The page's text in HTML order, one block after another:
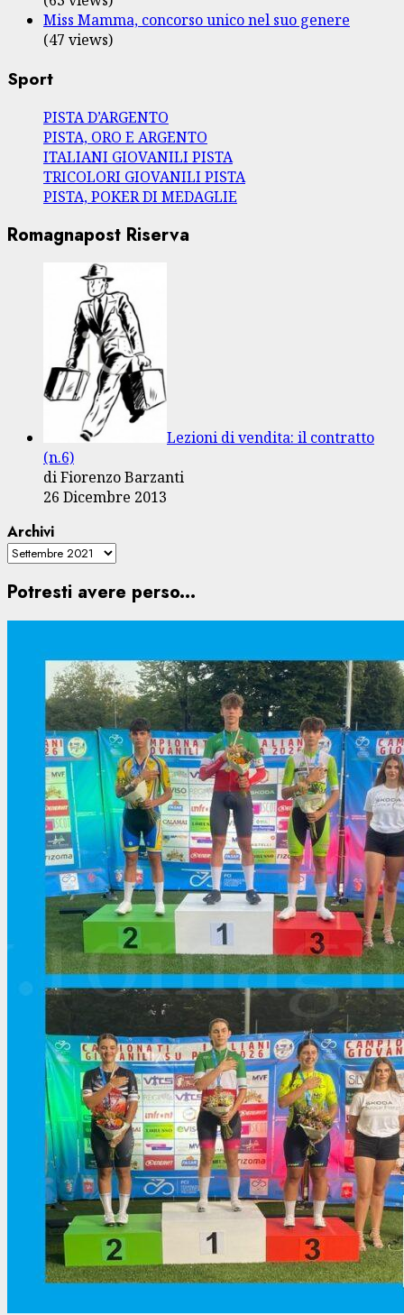
Miss Mamma, concorso unico nel suo genere
(47 views)
Sport
PISTA D’ARGENTO
PISTA, ORO E ARGENTO
ITALIANI GIOVANILI PISTA
TRICOLORI GIOVANILI PISTA
PISTA, POKER DI MEDAGLIE
Romagnapost Riserva
Lezioni di vendita: il contratto
(n.6)
di Fiorenzo Barzanti
26 Dicembre 2013
Archivi
Potresti avere perso...